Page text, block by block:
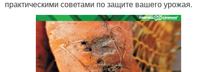
практическими советами по защите вашего урожая.